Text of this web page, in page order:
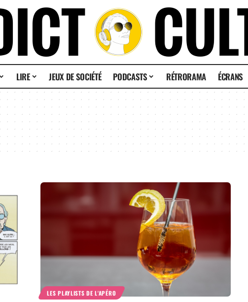
LIRE JEUX DE SOCIÉTÉ PODCASTS RÉTRORAMA ÉCRANS
LES PLAYLISTS DE L'APÉRO